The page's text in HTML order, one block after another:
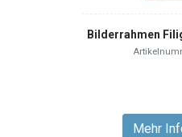
Bilderrahmen
Mehr